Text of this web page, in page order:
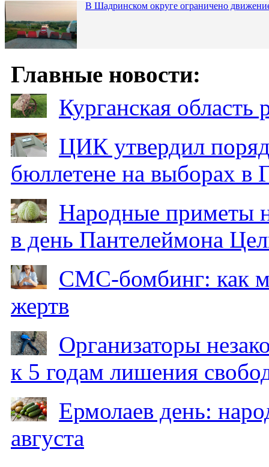
В Шадринском округе ограничено
Главные новости:
Курганская
ЦИК утвердил
бюллетене на выборах в
Народные приметы
в день Пантелеймона
СМС-бомбинг: как
жертв
Организаторы
к 5 годам лишения
Ермолаев день:
августа